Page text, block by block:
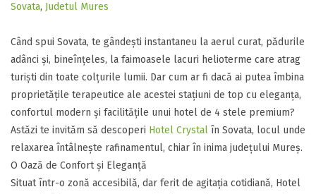
Sovata, Judetul Mures
Când spui Sovata, te gândești instantaneu la aerul curat, pădurile
adânci și, bineînțeles, la faimoasele lacuri helioterme care atrag
turiști din toate colțurile lumii. Dar cum ar fi dacă ai putea îmbina
proprietățile terapeutice ale acestei stațiuni de top cu eleganța,
confortul modern și facilitățile unui hotel de 4 stele premium?
​Astăzi te invităm să descoperi Hotel Crystal în Sovata, locul unde
relaxarea întâlnește rafinamentul, chiar în inima județului Mureș.
​O Oază de Confort și Eleganță
​Situat într-o zonă accesibilă, dar ferit de agitația cotidiană, Hotel